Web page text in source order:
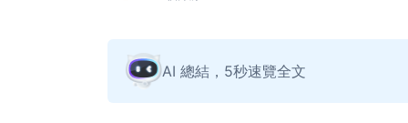
AI 總結，5秒速覽全文